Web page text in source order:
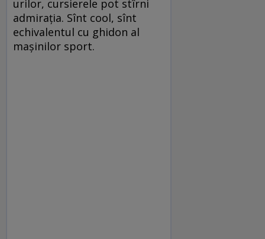
urilor, cursierele pot stîrni
admiraţia. Sînt cool, sînt
echivalentul cu ghidon al
maşinilor sport.